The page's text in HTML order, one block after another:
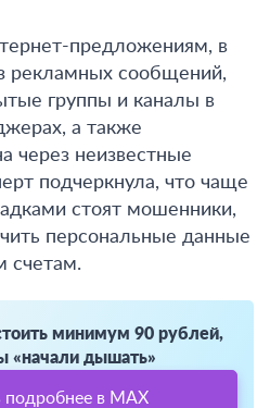
предложениям, в
рекламных сообщений,
группы и каналы в
а также
через неизвестные
подчеркнула, что чаще
стоят мошенники,
персональные данные
счетам.
минимум 90 рублей,
«начали дышать»
подробнее в MAX